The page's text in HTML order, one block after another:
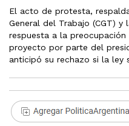
El acto de protesta,
General del Trabajo (CGT) y
respuesta a la
proyecto por parte del
anticipó su rechazo si la ley